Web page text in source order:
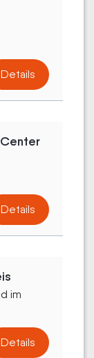
Details
Details
im
Details